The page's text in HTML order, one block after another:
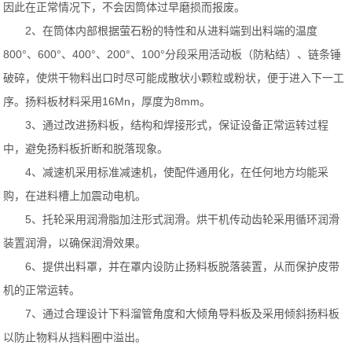
因此在正常情况下，不会因筒体过早磨损而报废。
2、在筒体内部根据萤石粉的特性和从进料端到出料端的温度
800°、600°、400°、200°、100°分段采用活动板（防粘结）、链条锤
破碎，使烘干物料出口时尽可能成散状小颗粒或粉状，便于进入下一工
序。扬料板材料采用16Mn，厚度为8mm。
3、通过改进扬料板，结构和焊接形式，保证设备正常运转过程
中，避免扬料板折断和脱落现象。
4、减速机采用标准减速机，使配件通用化，在任何地方均能采
购，在进料槽上加震动电机。
5、托轮采用润滑脂加注形式润滑。烘干机传动齿轮采用循环润滑
装置润滑，以确保润滑效果。
6、提供出料罩，并在罩内设防止扬料板脱落装置，从而保护皮带
机的正常运转。
7、通过合理设计下料溜管角度和大倾角导料板及采用倾斜扬料板
以防止物料从挡料圈中溢出。